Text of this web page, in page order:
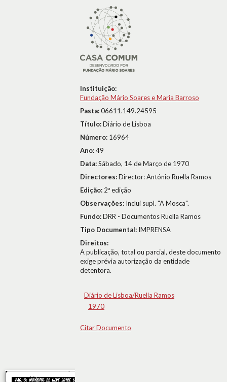
Instituição:
Fundação Mário Soares e Maria Barroso
Pasta:06611.149.24595
Título:Diário de Lisboa
Número: 16964
Ano:49
Data:Sábado, 14 de Março de 1970
Directores:Director: António Ruella Ramos
Edição: 2ª edição
Observações: Inclui supl. "A Mosca".
Fundo:DRR - Documentos Ruella Ramos
Tipo Documental: IMPRENSA
Direitos:
A publicação, total ou parcial, deste documento
exige prévia autorização da entidade
detentora.
Diário de Lisboa/Ruella Ramos
1970
Citar Documento